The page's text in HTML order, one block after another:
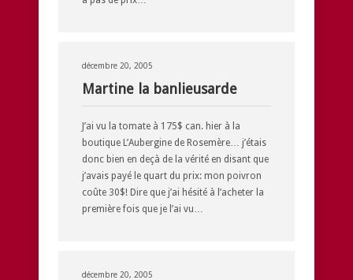
décembre 20, 2005
Martine la banlieusarde
J’ai vu la tomate à 175$ can. hier à la
boutique L’Aubergine de Rosemère… j’étais
donc bien en deçà de la vérité en disant que
j’avais payé le quart du prix: mon poivron
coûte 30$! Dire que j’ai hésité à l’acheter la
première fois que je l’ai vu…
décembre 20, 2005